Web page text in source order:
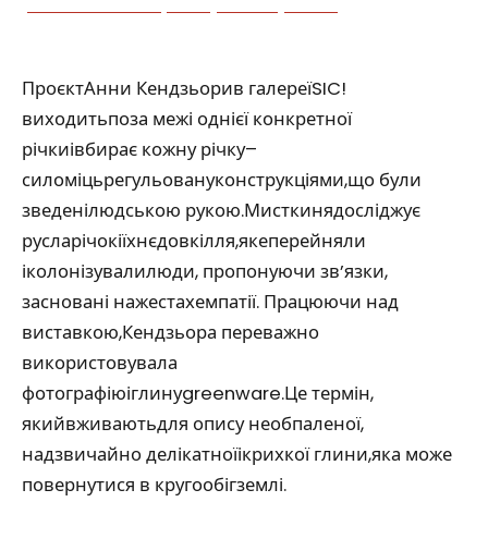
ПроєктАнни Кендзьорив галереїSIC!
виходитьпоза межі однієї конкретної
річкиівбирає кожну річку–
силоміцьрегульовануконструкціями,що були
зведенілюдською рукою.Мисткинядосліджує
русларічокіїхнєдовкілля,якеперейняли
іколонізувалилюди, пропонуючи зв’язки,
засновані нажестахемпатії. Працюючи над
виставкою,Кендзьора переважно
використовувала
фотографіюіглинуgreenware.Це термін,
якийвживаютьдля опису необпаленої,
надзвичайно делікатноїікрихкої глини,яка може
повернутися в кругообігземлі.